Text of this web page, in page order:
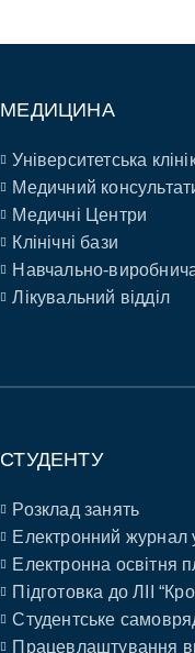
МЕДИЦИНА
Університетська
Медичний
Медичні Центри
Клінічні бази
Навчально-
Лікувальний відділ
СТУДЕНТУ
Розклад занять
Електронний журнал
Електронна освітня
Підготовка до ЛІІ
Студентське
Працевлаштування